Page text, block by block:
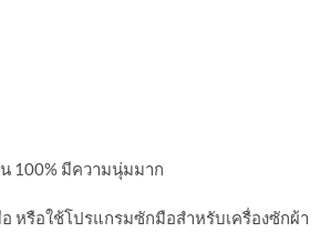
100% มีความนุ่มมาก
หรือใช้โปรแกรมซักมือสำหรับเครื่องซักผ้า